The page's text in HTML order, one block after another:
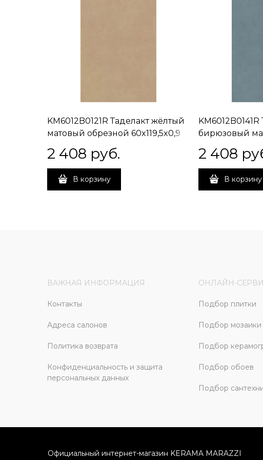
KM6012B0121R Таделакт жёлтый
матовый обрезной 60x119,5x0,9
2 408 руб.
В корзину
бирюзовый
2 408
В корзину
ВАЖНАЯ ИНФОРМАЦИЯ
Контакты
Адреса салонов
Политика возврата
Конфиденциальность и защита
персональных данных
ОНЛАЙН-
Подбор плитки
Подбор мозаики
Подбор
Подбор обоев
Подбор
Официальный интернет-магазин KERAMA MARAZZI